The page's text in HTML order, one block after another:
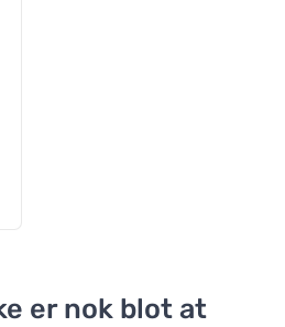
er nok blot at